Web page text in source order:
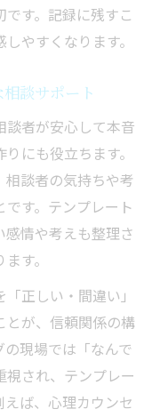
す。記録に残すこ
やすくなります。
談サポート
談者が安心して本音
にも役立ちます。
談者の気持ちや考
す。テンプレート
情や考えも整理さ
す。
正しい・間違い」
とが、信頼関係の構
現場では「なんで
視され、テンプレー
ば、心理カウンセ